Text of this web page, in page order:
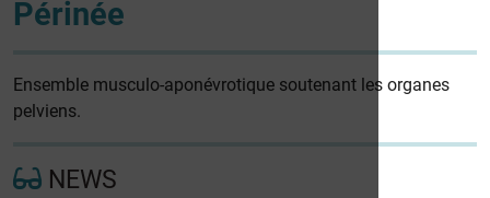
Périnée
Ensemble musculo-aponévrotique soutenant les organes
pelviens.
NEWS